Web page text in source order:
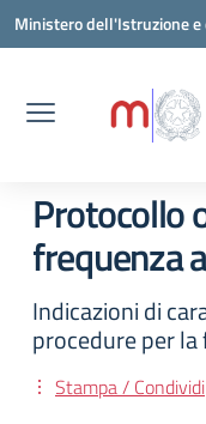
Vai ai contenuti
Vai al menu di navigazione
Vai al footer
Ministero dell'Istruzione
Protocollo
frequenza
Indicazioni di
procedure per
Stampa / Condividi